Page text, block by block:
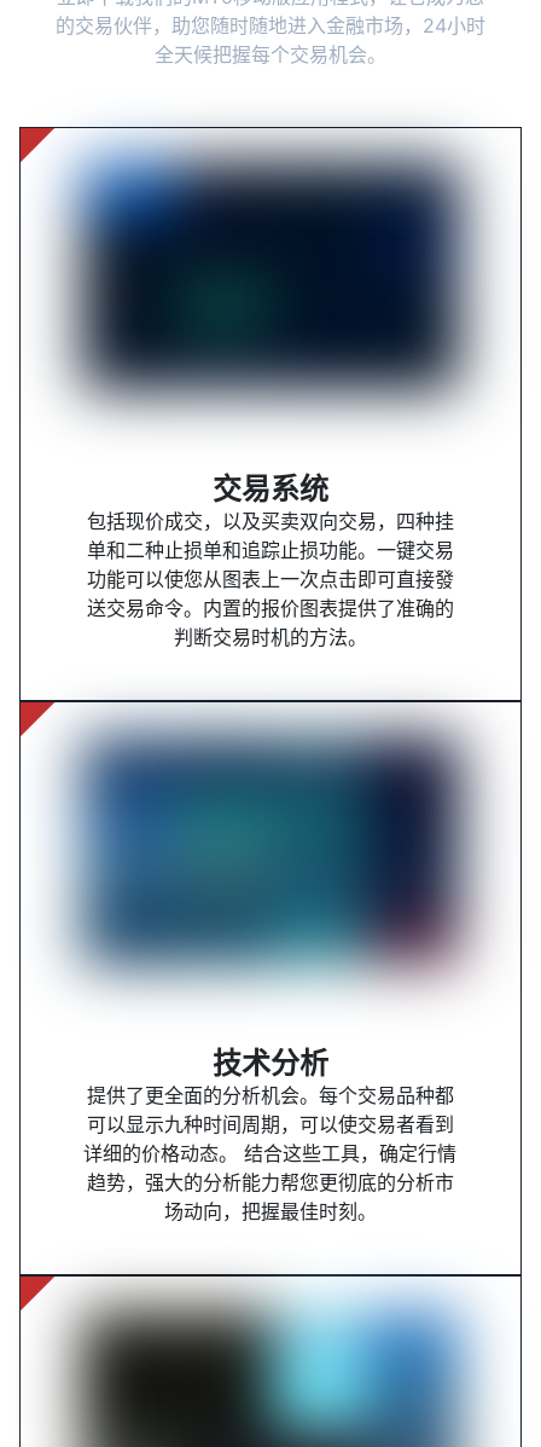
的交易伙伴，助您随时随地进入金融市场，24小时
全天候把握每个交易机会。
交易系统
包括现价成交，以及买卖双向交易，四种挂
单和二种止损单和追踪止损功能。一键交易
功能可以使您从图表上一次点击即可直接發
送交易命令。内置的报价图表提供了准确的
判断交易时机的方法。
技术分析
提供了更全面的分析机会。每个交易品种都
可以显示九种时间周期，可以使交易者看到
详细的价格动态。 结合这些工具，确定行情
趋势，强大的分析能力帮您更彻底的分析市
场动向，把握最佳时刻。